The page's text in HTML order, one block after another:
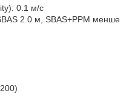
0.1 м/с
2.0 м, SBAS+PPM менше